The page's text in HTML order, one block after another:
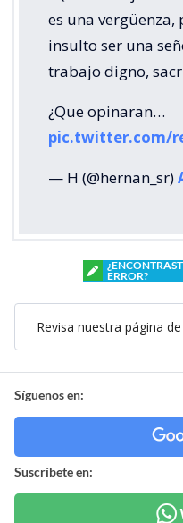
es una
insulto ser una
trabajo digno,
¿Que opinaran…
pic.twitter.com/
— H (@hernan_sr)
ERROR?
Revisa nuestra página
Síguenos en:
Suscríbete en: